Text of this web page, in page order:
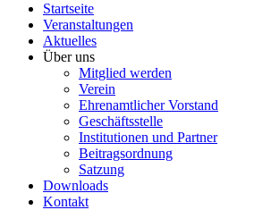
Startseite
Veranstaltungen
Aktuelles
Über uns
Mitglied werden
Verein
Ehrenamtlicher Vorstand
Geschäftsstelle
Institutionen und Partner
Beitragsordnung
Satzung
Downloads
Kontakt